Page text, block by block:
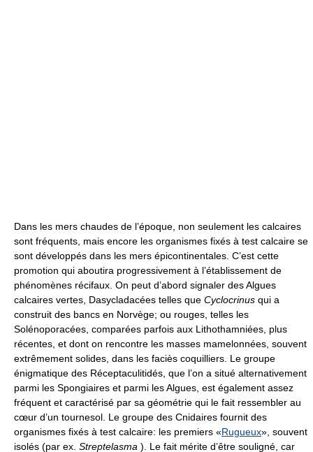
Dans les mers chaudes de l’époque, non seulement les calcaires
sont fréquents, mais encore les organismes fixés à test calcaire se
sont développés dans les mers épicontinentales. C’est cette
promotion qui aboutira progressivement à l’établissement de
phénomènes récifaux. On peut d’abord signaler des Algues
calcaires vertes, Dasycladacées telles que Cyclocrinus qui a
construit des bancs en Norvège; ou rouges, telles les
Solénoporacées, comparées parfois aux Lithothamniées, plus
récentes, et dont on rencontre les masses mamelonnées, souvent
extrêmement solides, dans les faciès coquilliers. Le groupe
énigmatique des Réceptaculitidés, que l’on a situé alternativement
parmi les Spongiaires et parmi les Algues, est également assez
fréquent et caractérisé par sa géométrie qui le fait ressembler au
cœur d’un tournesol. Le groupe des Cnidaires fournit des
organismes fixés à test calcaire: les premiers «Rugueux», souvent
isolés (par ex. Streptelasma ). Le fait mérite d’être souligné, car